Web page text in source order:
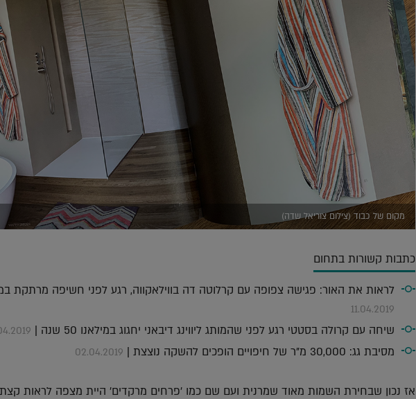
מקום של כבוד (צילום צוריאל שדה)
כתבות קשורות בתחום
לראות את האור: פגישה צפופה עם קרלוטה דה בווילאקווה, רגע לפני חשיפה מרתקת
11.04.2019
שיחה עם קרולה בסטטי רגע לפני שהמותג ליווינג דיבאני יחגוג במילאנו 50 שנה |
מסיבת גג: 30,000 מ"ר של חיפויים הופכים להשקה נוצצת | 02.04.2019
אז נכון שבחירת השמות מאוד שמרנית ועם שם כמו 'פרחים מרקדים' היית מצפה לראות קצת